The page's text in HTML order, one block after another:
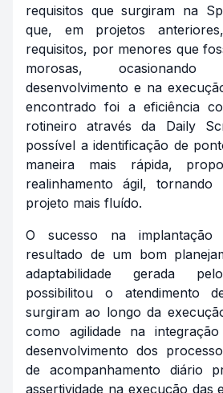
requisitos que surgiram na
que, em projetos
requisitos, por menores que
morosas,
desenvolvimento e na
encontrado foi a eficiência
rotineiro através da Daily
possível a identificação de
maneira mais rápida,
realinhamento ágil,
projeto mais fluído.
O sucesso na
resultado de um bom
adaptabilidade gerada
possibilitou o atendimento
surgiram ao longo da
como agilidade na
desenvolvimento dos
de acompanhamento diário
assertividade na execução das